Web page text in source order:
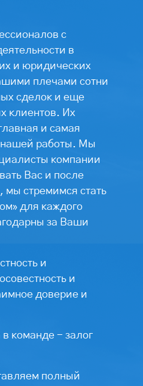
с
в
и юридических
плечами сотни
сделок и еще
клиентов. Их
и самая
нашей работы. Мы
компании
Вас и после
мы стремимся стать
для каждого
за Ваши
и
и
доверие и
команде - залог
полный